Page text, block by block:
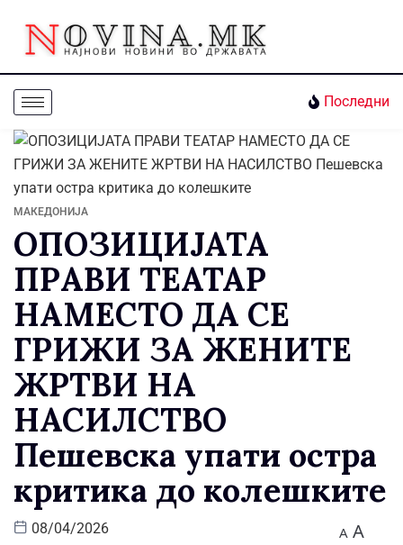
Последни
МАКЕДОНИЈА
ОПОЗИЦИЈАТА
ПРАВИ ТЕАТАР
НАМЕСТО ДА СЕ
ГРИЖИ ЗА ЖЕНИТЕ
ЖРТВИ НА
НАСИЛСТВО
Пешевска упати острa
критикa до колешките
08/04/2026 A A